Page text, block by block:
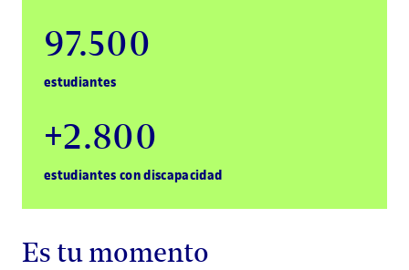
97.500
estudiantes
+2.800
estudiantes con discapacidad
Es tu momento